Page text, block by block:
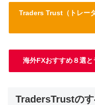
Traders Trust（トレー
海外FXおすすめ８選と
TradersTrustの